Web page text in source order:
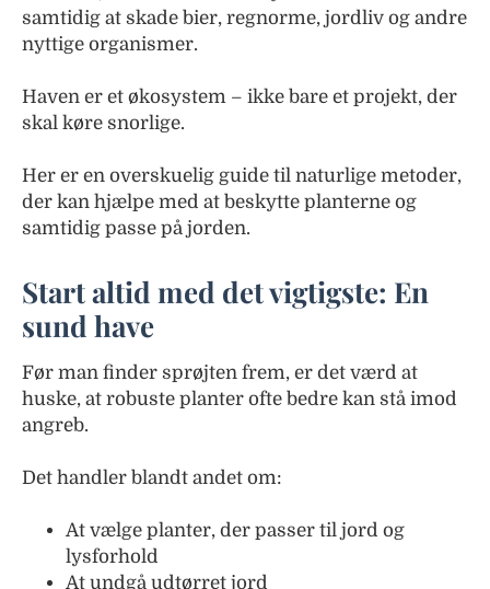
samtidig at skade bier, regnorme, jordliv og andre
nyttige organismer.
Haven er et økosystem – ikke bare et projekt, der
skal køre snorlige.
Her er en overskuelig guide til naturlige metoder,
der kan hjælpe med at beskytte planterne og
samtidig passe på jorden.
Start altid med det vigtigste: En
sund have
Før man finder sprøjten frem, er det værd at
huske, at robuste planter ofte bedre kan stå imod
angreb.
Det handler blandt andet om:
At vælge planter, der passer til jord og
lysforhold
At undgå udtørret jord